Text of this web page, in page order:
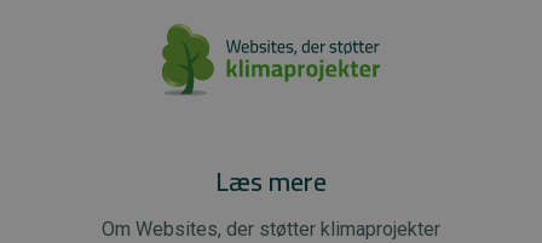
Læs mere
Om Websites, der støtter klimaprojekter